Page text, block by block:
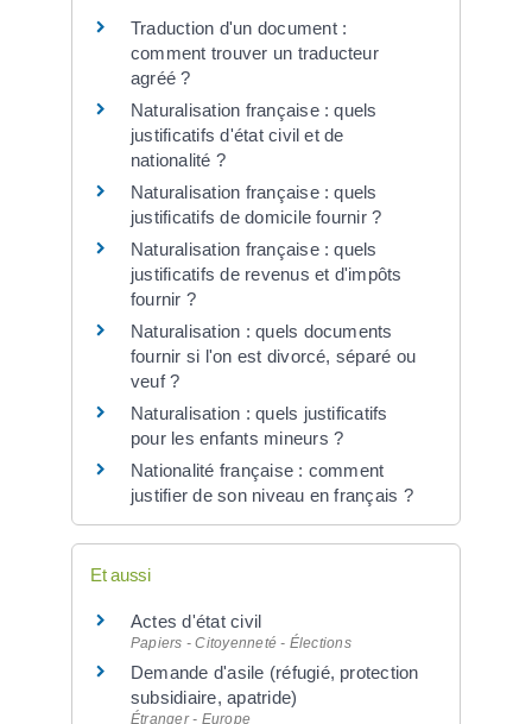
Traduction d'un document :
comment trouver un traducteur
agréé ?
Naturalisation française : quels
justificatifs d'état civil et de
nationalité ?
Naturalisation française : quels
justificatifs de domicile fournir ?
Naturalisation française : quels
justificatifs de revenus et d'impôts
fournir ?
Naturalisation : quels documents
fournir si l'on est divorcé, séparé ou
veuf ?
Naturalisation : quels justificatifs
pour les enfants mineurs ?
Nationalité française : comment
justifier de son niveau en français ?
Et aussi
Actes d'état civil
Papiers - Citoyenneté - Élections
Demande d'asile (réfugié, protection
subsidiaire, apatride)
Étranger - Europe